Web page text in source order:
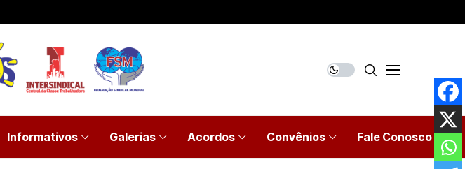
Informativos Galerias Acordos Convênios Fale Conosco